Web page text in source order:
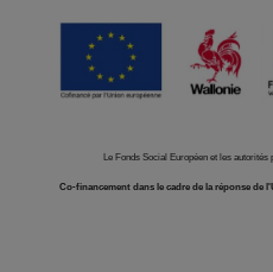
Le Fonds Social Européen et les
Co-financement dans le cadre de la réponse de